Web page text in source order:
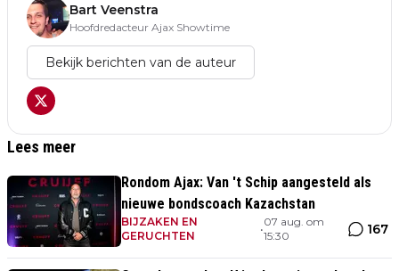
Bart Veenstra
Hoofdredacteur Ajax Showtime
Bekijk berichten van de auteur
Lees meer
Rondom Ajax: Van 't Schip aangesteld als
nieuwe bondscoach Kazachstan
BIJZAKEN EN
GERUCHTEN
•
07 aug. om
15:30
167